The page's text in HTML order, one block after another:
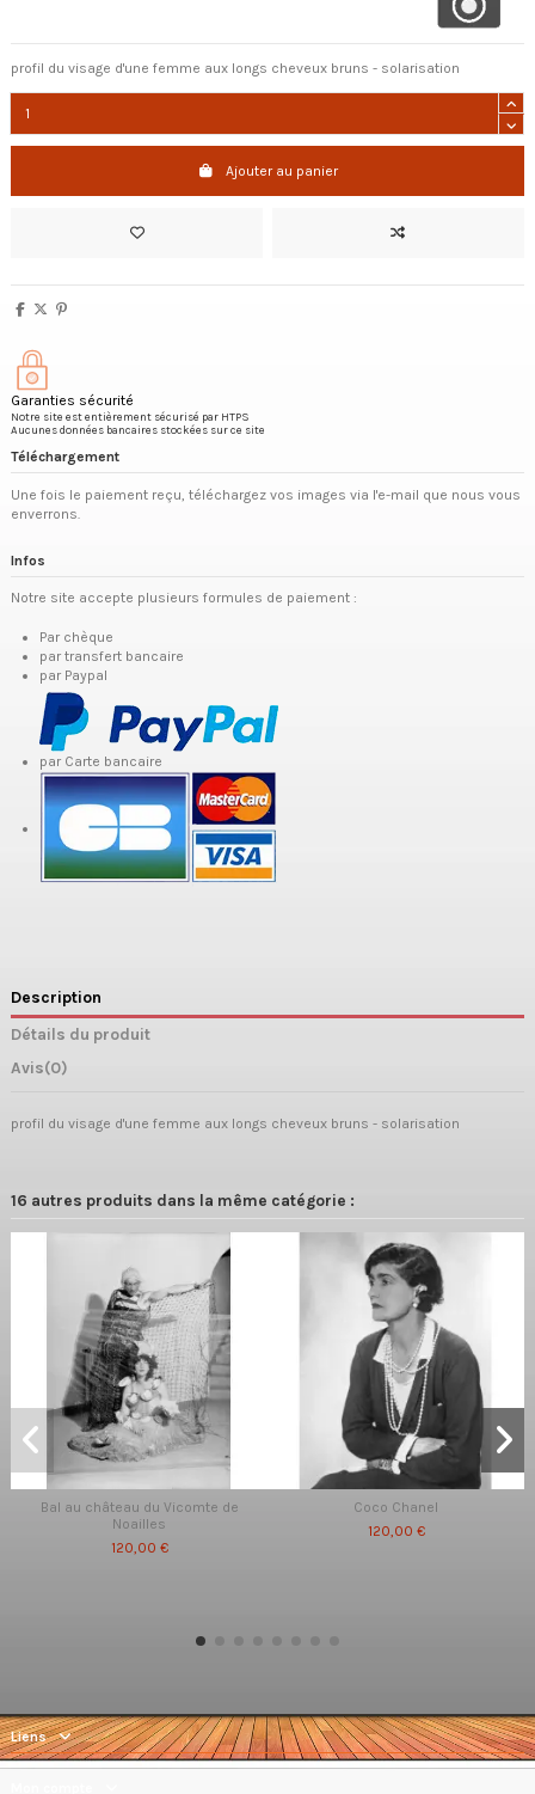
profil du visage d'une femme aux longs cheveux bruns - solarisation
Ajouter au panier
Garanties sécurité
Notre site est entièrement sécurisé par HTPS
Aucunes données bancaires stockées sur ce site
Téléchargement
Une fois le paiement reçu, téléchargez vos images via l'e-mail que nous vous
enverrons.
Infos
Notre site accepte plusieurs formules de paiement :
Par chèque
par transfert bancaire
par Paypal
par Carte bancaire
Description
Détails du produit
Avis(0)
profil du visage d'une femme aux longs cheveux bruns - solarisation
16 autres produits dans la même catégorie :
Bal au château du Vicomte de
Noailles
120,00 €
Coco Chanel
120,00 €
Liens